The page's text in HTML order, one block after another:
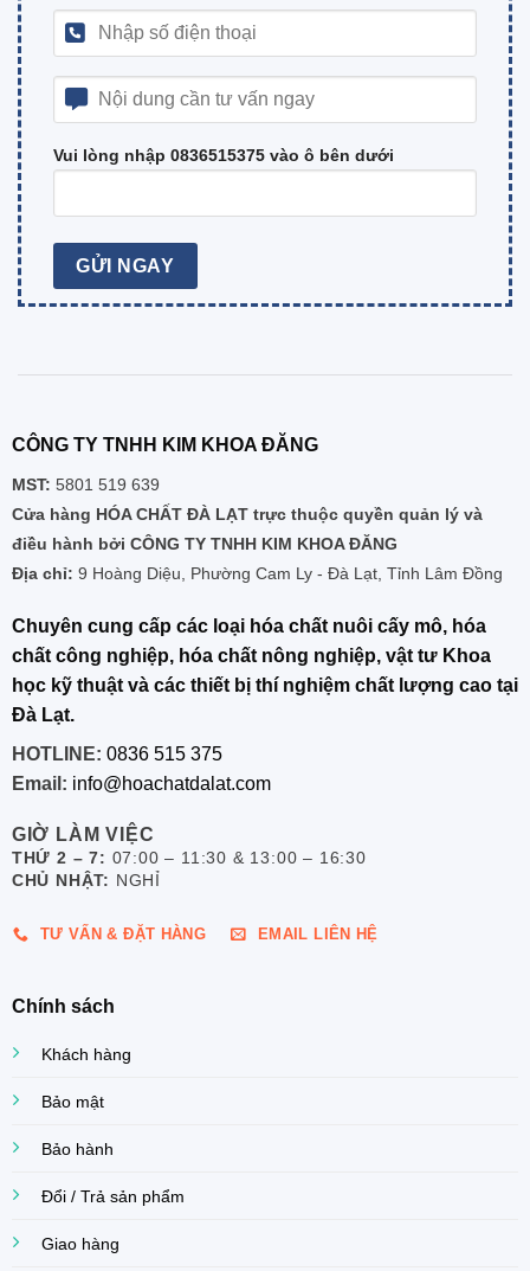
Vui lòng nhập 0836515375 vào ô bên dưới
CÔNG TY TNHH KIM KHOA ĐĂNG
MST: 5801 519 639
Cửa hàng HÓA CHẤT ĐÀ LẠT trực thuộc quyền quản lý và
điều hành bởi CÔNG TY TNHH KIM KHOA ĐĂNG
Địa chỉ: 9 Hoàng Diệu, Phường Cam Ly - Đà Lạt, Tỉnh Lâm Đồng
Chuyên cung cấp các loại hóa chất nuôi cấy mô, hóa
chất công nghiệp, hóa chất nông nghiệp, vật tư Khoa
học kỹ thuật và các thiết bị thí nghiệm chất lượng cao tại
Đà Lạt.
HOTLINE: 0836 515 375
Email: info@hoachatdalat.com
GIỜ LÀM VIỆC
THỨ 2 – 7: 07:00 – 11:30 & 13:00 – 16:30
CHỦ NHẬT: NGHỈ
TƯ VẤN & ĐẶT HÀNG EMAIL LIÊN HỆ
Chính sách
Khách hàng
Bảo mật
Bảo hành
Đổi / Trả sản phẩm
Giao hàng